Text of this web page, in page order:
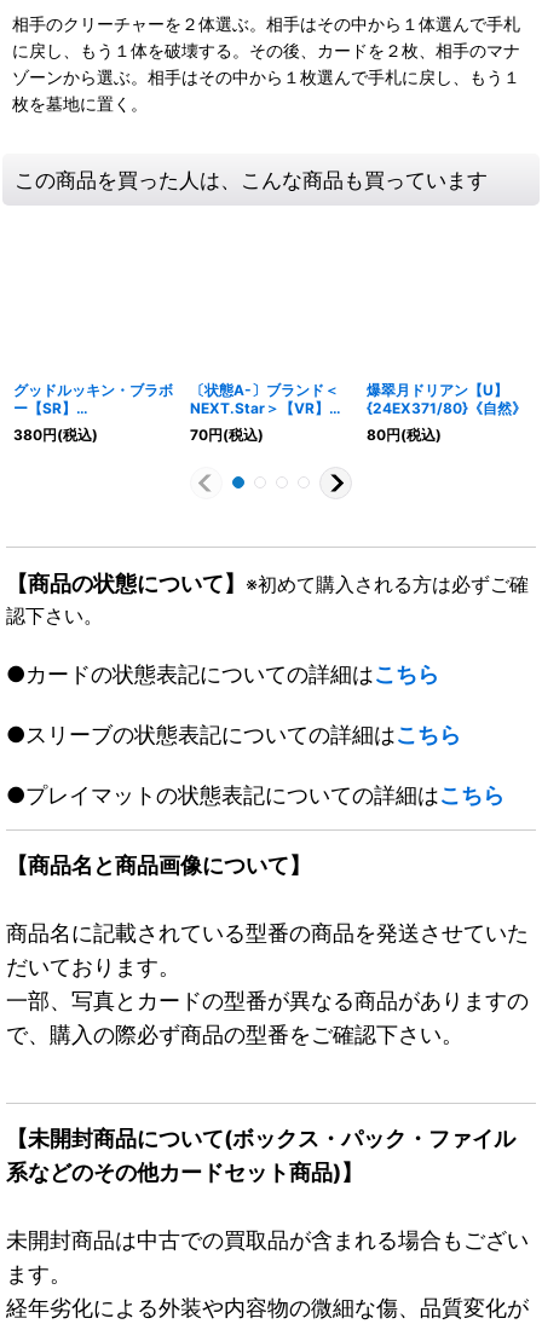
相手のクリーチャーを２体選ぶ。相手はその中から１体選んで手札
に戻し、もう１体を破壊する。その後、カードを２枚、相手のマナ
ゾーンから選ぶ。相手はその中から１枚選んで手札に戻し、もう１
枚を墓地に置く。
この商品を買った人は、こんな商品も買っています
グッドルッキン・ブラボ
ー【SR】
{RP21TR5/TR10}
《火》
380円(税込)
〔状態A-〕ブランド＜
NEXT.Star＞【VR】
{EX1910/68}《火》
70円(税込)
爆翠月ドリアン【U】
{24EX371/80}《自然》
80円(税込)
【商品の状態について】 ※初めて購入される方は必ずご確
認下さい。
●カードの状態表記についての詳細はこちら
●スリーブの状態表記についての詳細はこちら
●プレイマットの状態表記についての詳細はこちら
【商品名と商品画像について】
商品名に記載されている型番の商品を発送させていた
だいております。
一部、写真とカードの型番が異なる商品がありますの
で、購入の際必ず商品の型番をご確認下さい。
【未開封商品について(ボックス・パック・ファイル
系などのその他カードセット商品)】
未開封商品は中古での買取品が含まれる場合もござい
ます。
経年劣化による外装や内容物の微細な傷、品質変化が